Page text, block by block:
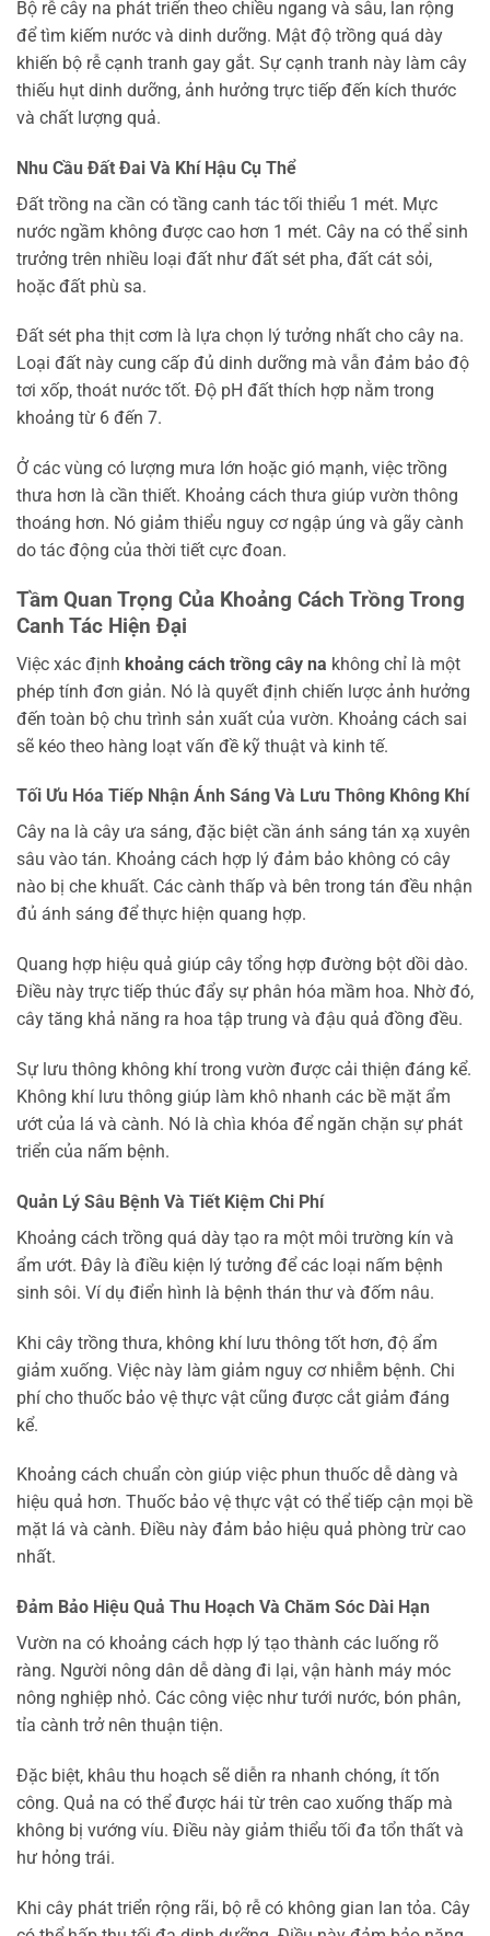
Bộ rễ cây na phát triển theo chiều ngang và sâu, lan rộng
để tìm kiếm nước và dinh dưỡng. Mật độ trồng quá dày
khiến bộ rễ cạnh tranh gay gắt. Sự cạnh tranh này làm cây
thiếu hụt dinh dưỡng, ảnh hưởng trực tiếp đến kích thước
và chất lượng quả.
Nhu Cầu Đất Đai Và Khí Hậu Cụ Thể
Đất trồng na cần có tầng canh tác tối thiểu 1 mét. Mực
nước ngầm không được cao hơn 1 mét. Cây na có thể sinh
trưởng trên nhiều loại đất như đất sét pha, đất cát sỏi,
hoặc đất phù sa.
Đất sét pha thịt cơm là lựa chọn lý tưởng nhất cho cây na.
Loại đất này cung cấp đủ dinh dưỡng mà vẫn đảm bảo độ
tơi xốp, thoát nước tốt. Độ pH đất thích hợp nằm trong
khoảng từ 6 đến 7.
Ở các vùng có lượng mưa lớn hoặc gió mạnh, việc trồng
thưa hơn là cần thiết. Khoảng cách thưa giúp vườn thông
thoáng hơn. Nó giảm thiểu nguy cơ ngập úng và gãy cành
do tác động của thời tiết cực đoan.
Tầm Quan Trọng Của Khoảng Cách Trồng Trong
Canh Tác Hiện Đại
Việc xác định khoảng cách trồng cây na không chỉ là một
phép tính đơn giản. Nó là quyết định chiến lược ảnh hưởng
đến toàn bộ chu trình sản xuất của vườn. Khoảng cách sai
sẽ kéo theo hàng loạt vấn đề kỹ thuật và kinh tế.
Tối Ưu Hóa Tiếp Nhận Ánh Sáng Và Lưu Thông Không Khí
Cây na là cây ưa sáng, đặc biệt cần ánh sáng tán xạ xuyên
sâu vào tán. Khoảng cách hợp lý đảm bảo không có cây
nào bị che khuất. Các cành thấp và bên trong tán đều nhận
đủ ánh sáng để thực hiện quang hợp.
Quang hợp hiệu quả giúp cây tổng hợp đường bột dồi dào.
Điều này trực tiếp thúc đẩy sự phân hóa mầm hoa. Nhờ đó,
cây tăng khả năng ra hoa tập trung và đậu quả đồng đều.
Sự lưu thông không khí trong vườn được cải thiện đáng kể.
Không khí lưu thông giúp làm khô nhanh các bề mặt ẩm
ướt của lá và cành. Nó là chìa khóa để ngăn chặn sự phát
triển của nấm bệnh.
Quản Lý Sâu Bệnh Và Tiết Kiệm Chi Phí
Khoảng cách trồng quá dày tạo ra một môi trường kín và
ẩm ướt. Đây là điều kiện lý tưởng để các loại nấm bệnh
sinh sôi. Ví dụ điển hình là bệnh thán thư và đốm nâu.
Khi cây trồng thưa, không khí lưu thông tốt hơn, độ ẩm
giảm xuống. Việc này làm giảm nguy cơ nhiễm bệnh. Chi
phí cho thuốc bảo vệ thực vật cũng được cắt giảm đáng
kể.
Khoảng cách chuẩn còn giúp việc phun thuốc dễ dàng và
hiệu quả hơn. Thuốc bảo vệ thực vật có thể tiếp cận mọi bề
mặt lá và cành. Điều này đảm bảo hiệu quả phòng trừ cao
nhất.
Đảm Bảo Hiệu Quả Thu Hoạch Và Chăm Sóc Dài Hạn
Vườn na có khoảng cách hợp lý tạo thành các luống rõ
ràng. Người nông dân dễ dàng đi lại, vận hành máy móc
nông nghiệp nhỏ. Các công việc như tưới nước, bón phân,
tỉa cành trở nên thuận tiện.
Đặc biệt, khâu thu hoạch sẽ diễn ra nhanh chóng, ít tốn
công. Quả na có thể được hái từ trên cao xuống thấp mà
không bị vướng víu. Điều này giảm thiểu tối đa tổn thất và
hư hỏng trái.
Khi cây phát triển rộng rãi, bộ rễ có không gian lan tỏa. Cây